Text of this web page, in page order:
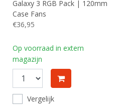
Galaxy 3 RGB Pack | 120mm
Case Fans
€36,95
Op voorraad in extern
magazijn
Vergelijk